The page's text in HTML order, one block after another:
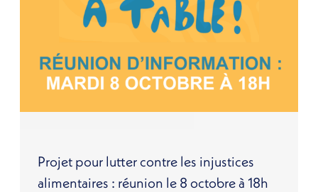
Projet pour lutter contre les injustices
alimentaires : réunion le 8 octobre à 18h